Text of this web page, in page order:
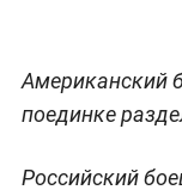
Американский
поединке
Российский